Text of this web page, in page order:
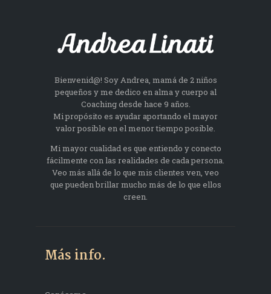
Bienvenid@! Soy Andrea, mamá de 2 niños
pequeños y me dedico en alma y cuerpo al
Coaching desde hace 9 años.
Mi propósito es ayudar aportando el mayor
valor posible en el menor tiempo posible.
Mi mayor cualidad es que entiendo y conecto
fácilmente con las realidades de cada persona.
Veo más allá de lo que mis clientes ven, veo
que pueden brillar mucho más de lo que ellos
creen.
Más info.